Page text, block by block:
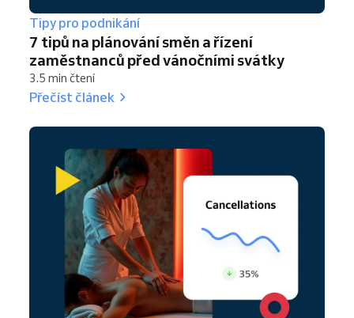
Tipy pro podnikání
7 tipů na plánování směn a řízení
zaměstnanců před vánočními svátky
3.5 min čtení
Přečíst článek